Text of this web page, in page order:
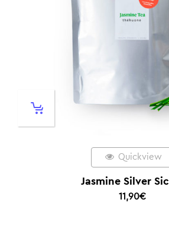
Quickview
Jasmine Silver
11,90€